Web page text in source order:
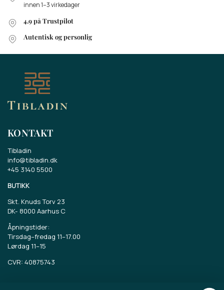
innen 1–3 virkedager
4.9 på Trustpilot
Autentisk og personlig
KONTAKT
Tibladin
info@tibladin.dk
+45 3140 5500
BUTIKK
Skt. Knuds Torv 23
DK- 8000 Aarhus C
Åpningstider:
Tirsdag–fredag 11–17.00
Lørdag 11–15
CVR: 40875743